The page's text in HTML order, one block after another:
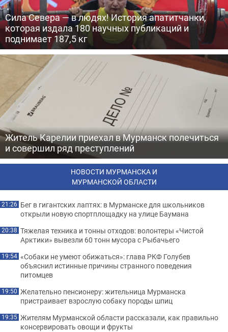
Сила Севера — в людях! История апатитчанки,
которая издала 180 научных публикаций и
поднимает 187,5 кг
Житель Карелии приехал в Мурманск полечиться
и совершил ряд преступлений
НОВОСТИ МУРМАНСКА И
МУРМАНСКОЙ ОБЛАСТИ
21:26 Бег в гигантских лаптях: в Мурманске для школьников
открыли новую спортплощадку на улице Баумана
20:38 Тяжелая техника и тонны отходов: волонтеры «Чистой
Арктики» вывезли 60 тонн мусора с Рыбачьего
19:54 «Собаки не умеют обижаться»: глава РКФ Голубев
объяснил истинные причины странного поведения
питомцев
19:50 Желательно пенсионеру: жительница Мурманска
пристраивает взрослую собаку породы шпиц
19:35 Жителям Мурманской области рассказали, как правильно
консервировать овощи и фрукты